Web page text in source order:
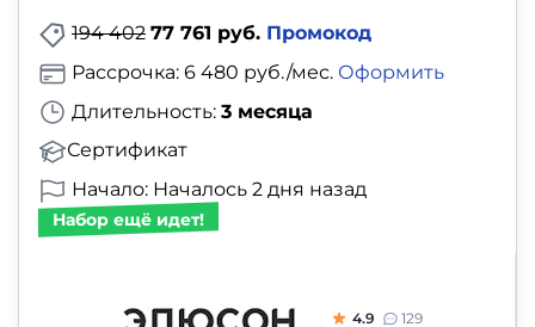
194 402 77 761 руб. Промокод
Длительность: 3 месяца
Сертификат
Рассрочка: 6 480 руб./мес. Оформить
Начало: Началось 2 дня назад
Набор ещё идет!
4.9 129